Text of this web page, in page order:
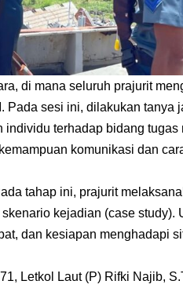
di mana seluruh prajurit
Pada sesi ini, dilakukan tanya
individu terhadap bidang
komunikasi dan
tahap ini, prajurit
kejadian (case study).
dan kesiapan menghadapi
Letkol Laut (P) Rifki Najib,